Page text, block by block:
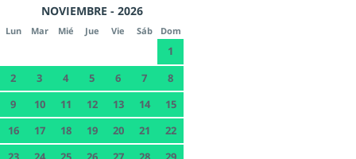
NOVIEMBRE - 2026
Lun Mar Mié Jue Vie Sáb Dom
1
2
3 4 5 6 7
8
9
10 11 12 13 14
15
16
17 18 19 20 21
22